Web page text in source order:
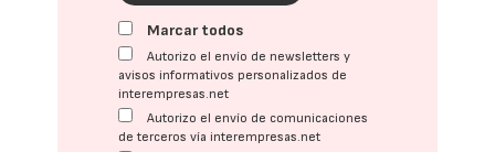
Marcar todos
Autorizo el envío de newsletters y
avisos informativos personalizados de
interempresas.net
Autorizo el envío de comunicaciones
de terceros vía interempresas.net